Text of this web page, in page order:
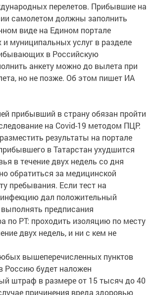
перелетов. Прибывшие на
самолетом должны заполнить
виде на Едином портале
и муниципальных услуг в разделе
в Российскую
анкету можно до вылета при
но не позже. Об этом пишет ИА
прибывший в страну обязан пройти
на Covid-19 методом ПЦР.
результаты на портале
в Татарстан ухудшится
в течение двух недель со дня
обратиться за медицинской
пребывания. Если тест на
дал положительный
выполнять предписания
по РТ: проходить изоляцию по месту
двух недель, и ни с кем не
вышеперечисленных пунктов
Россию будет наложен
штраф в размере от 15 тысяч до 40
причинения вреда здоровью